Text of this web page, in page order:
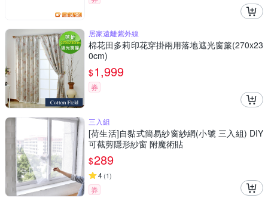
居家遠離紫外線
棉花田多莉印花穿掛兩用落地遮光窗簾(270x23
0cm)
$1,999
券
三入組
[荷生活]自黏式簡易紗窗紗網(小號 三入組) DIY
可截剪隱形紗窗 附魔術貼
$289
4(1)
券